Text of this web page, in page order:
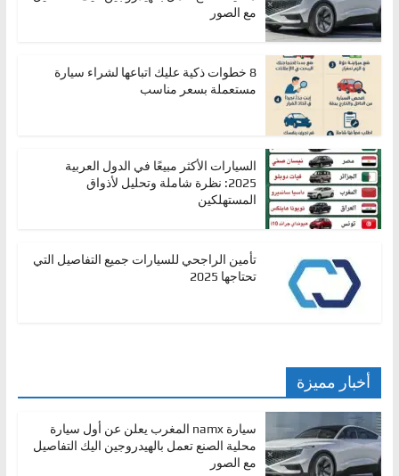
مع الصور
8 خطوات ذكية عليك اتباعها لشراء سيارة
مستعملة بسعر مناسب
السيارات الأكثر مبيعًا في الدول العربية
2025: نظرة شاملة وتحليل لأذواق
المستهلكين
تأمين الراجحي للسيارات جميع التفاصيل التي
تحتاجها 2025
أخبار مميزة
سيارة namx المغرب يعلن عن أول سيارة
محلية الصنع تعمل بالهيدروجين اليك التفاصيل
مع الصور